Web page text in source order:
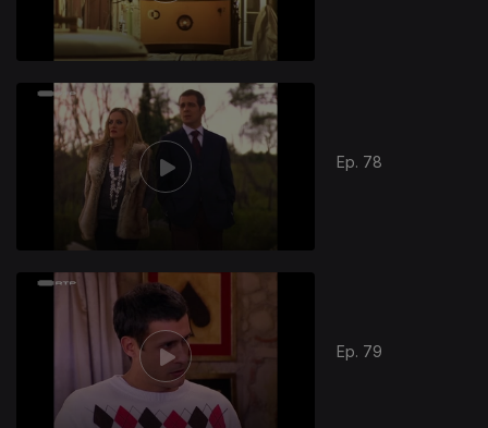
Ep. 78
Ep. 79